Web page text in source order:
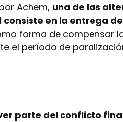
Achem, una de las
en la entrega
forma de compensar
el período de
parte del conflicto